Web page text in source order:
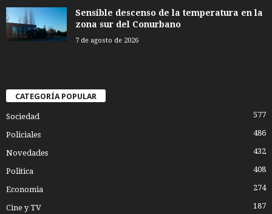
Sensible descenso de la temperatura en la
zona sur del Conurbano
7 de agosto de 2026
CATEGORÍA POPULAR
Sociedad 577
Policiales 486
Novedades 432
Politica 408
Economia 274
Cine y TV 187